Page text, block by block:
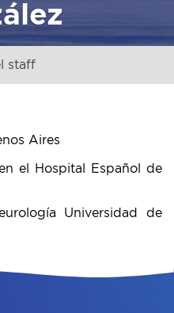
staff
Aires
el Hospital Español de
Universidad de